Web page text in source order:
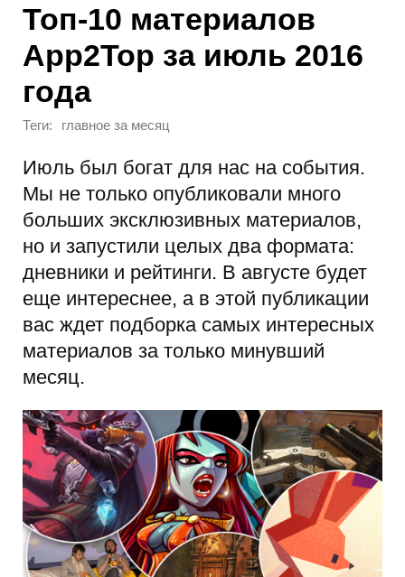
Топ-10 материалов
App2Top за июль 2016
года
Теги: главное за месяц
Июль был богат для нас на события.
Мы не только опубликовали много
больших эксклюзивных материалов,
но и запустили целых два формата:
дневники и рейтинги. В августе будет
еще интереснее, а в этой публикации
вас ждет подборка самых интересных
материалов за только минувший
месяц.